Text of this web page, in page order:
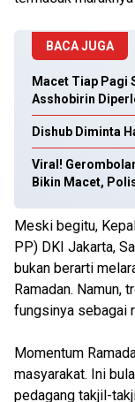
BACA JUGA
Macet Tiap Pagi
Asshobirin
Dishub Diminta
Viral!
Bikin Macet,
Meski begitu,
PP) DKI Jakarta,
bukan berarti
Ramadan. Namun,
fungsinya sebagai
Momentum
masyarakat. Ini
pedagang takjil-